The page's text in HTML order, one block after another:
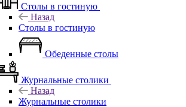
Столы в гостиную
Назад
Столы в гостиную
Обеденные столы
Журнальные столики
Назад
Журнальные столики